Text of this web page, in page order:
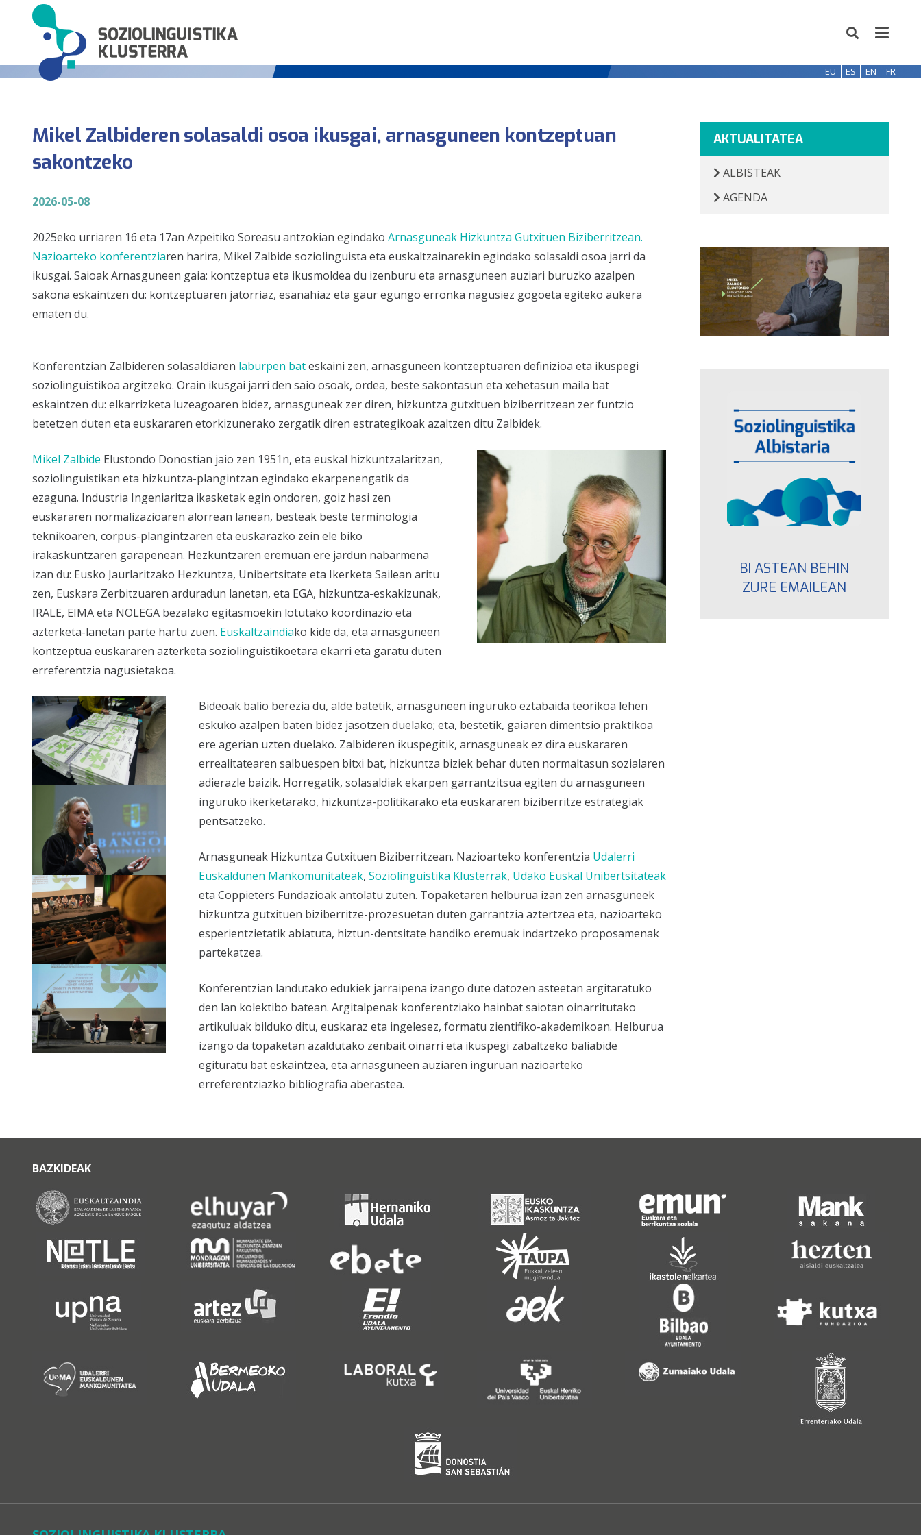
EU ES EN FR
Mikel Zalbideren solasaldi osoa ikusgai, arnasguneen kontzeptuan
sakontzeko
2026-05-08
2025eko urriaren 16 eta 17an Azpeitiko Soreasu antzokian egindako Arnasguneak Hizkuntza Gutxituen Biziberritzean.
Nazioarteko konferentziaren harira, Mikel Zalbide soziolinguista eta euskaltzainarekin egindako solasaldi osoa jarri da
ikusgai. SaioakArnasguneen gaia: kontzeptua eta ikusmoldea du izenburu eta arnasguneen auziari buruzko azalpen
sakona eskaintzen du: kontzeptuaren jatorriaz, esanahiaz eta gaur egungo erronka nagusiez gogoeta egiteko aukera
ematen du.
Konferentzian Zalbideren solasaldiaren laburpen bateskaini zen, arnasguneen kontzeptuaren definizioa eta ikuspegi
soziolinguistikoa argitzeko. Orain ikusgai jarri den saio osoak, ordea, beste sakontasun eta xehetasun maila bat
eskaintzen du: elkarrizketa luzeagoaren bidez, arnasguneak zer diren, hizkuntza gutxituen biziberritzean zer funtzio
betetzen duten eta euskararen etorkizunerako zergatik diren estrategikoak azaltzen ditu Zalbidek.
Mikel Zalbide Elustondo Donostian jaio zen 1951n, eta euskal hizkuntzalaritzan,
soziolinguistikan eta hizkuntza-plangintzan egindako ekarpenengatik da
ezaguna. Industria Ingeniaritza ikasketak egin ondoren, goiz hasi zen
euskararen normalizazioaren alorrean lanean, besteak beste terminologia
teknikoaren, corpus-plangintzaren eta euskarazko zein ele biko
irakaskuntzaren garapenean. Hezkuntzaren eremuan ere jardun nabarmena
izan du: Eusko Jaurlaritzako Hezkuntza, Unibertsitate eta Ikerketa Sailean aritu
zen, Euskara Zerbitzuaren arduradun lanetan, eta EGA, hizkuntza-eskakizunak,
IRALE, EIMA eta NOLEGA bezalako egitasmoekin lotutako koordinazio eta
azterketa-lanetan parte hartu zuen. Euskaltzaindiako kide da, eta arnasguneen
kontzeptua euskararen azterketa soziolinguistikoetara ekarri eta garatu duten
erreferentzia nagusietakoa.
Bideoak balio berezia du, alde batetik, arnasguneen inguruko eztabaida teorikoa lehen
eskuko azalpen baten bidez jasotzen duelako; eta, bestetik, gaiaren dimentsio praktikoa
ere agerian uzten duelako. Zalbideren ikuspegitik, arnasguneak ez dira euskararen
errealitatearen salbuespen bitxi bat, hizkuntza biziek behar duten normaltasun sozialaren
adierazle baizik. Horregatik, solasaldiak ekarpen garrantzitsua egiten du arnasguneen
inguruko ikerketarako, hizkuntza-politikarako eta euskararen biziberritze estrategiak
pentsatzeko.
Arnasguneak Hizkuntza Gutxituen Biziberritzean. Nazioarteko konferentzia Udalerri
Euskaldunen Mankomunitateak,Soziolinguistika Klusterrak, Udako Euskal Unibertsitateak
eta Coppieters Fundazioak antolatu zuten. Topaketaren helburua izan zen arnasguneek
hizkuntza gutxituen biziberritze-prozesuetan duten garrantzia aztertzea eta, nazioarteko
esperientzietatik abiatuta, hiztun-dentsitate handiko eremuak indartzeko proposamenak
partekatzea.
Konferentzian landutako edukiek jarraipena izango dute datozen asteetan argitaratuko
den lan kolektibo batean. Argitalpenak konferentziako hainbat saiotan oinarritutako
artikuluak bilduko ditu, euskaraz eta ingelesez, formatu zientifiko-akademikoan. Helburua
izango da topaketan azaldutako zenbait oinarri eta ikuspegi zabaltzeko baliabide
egituratu bat eskaintzea, eta arnasguneen auziaren inguruan nazioarteko
erreferentziazko bibliografia aberastea.
AKTUALITATEA
ALBISTEAK
AGENDA
BI ASTEAN BEHIN
ZURE EMAILEAN
BAZKIDEAK